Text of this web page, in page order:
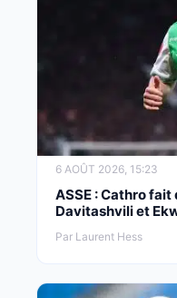
6 AOÛT 2026, 15:23
ASSE : Cathro
Davitashvili et
Par Laurent Hess